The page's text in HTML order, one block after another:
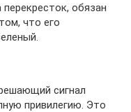
обязан
что его
сигнал
привилегию. Это